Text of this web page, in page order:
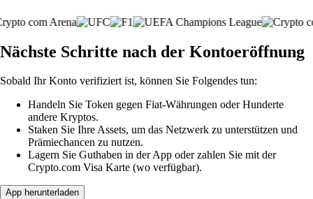
Nächste Schritte nach der Kontoeröffnung
Sobald Ihr Konto verifiziert ist, können Sie Folgendes tun:
Handeln Sie Token gegen Fiat-Währungen oder Hunderte
andere Kryptos.
Staken Sie Ihre Assets, um das Netzwerk zu unterstützen und
Prämiechancen zu nutzen.
Lagern Sie Guthaben in der App oder zahlen Sie mit der
Crypto.com Visa Karte (wo verfügbar).
App herunterladen